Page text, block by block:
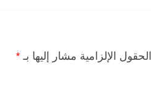
الحقول الإلزامية مشار إليها بـ *